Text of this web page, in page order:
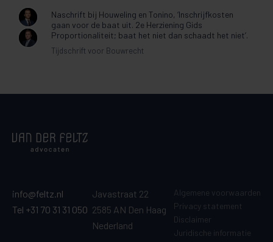
Naschrift bij Houweling en Tonino, ‘Inschrijfkosten
gaan voor de baat uit. 2e Herziening Gids
Proportionaliteit; baat het niet dan schaadt het niet’.
Tijdschrift voor Bouwrecht
info@feltz.nl
Tel +31 70 31 31 050
Javastraat 22
2585 AN Den Haag
Nederland
Algemene voorwaarden
Privacy statement
Disclaimer
Juridische informatie